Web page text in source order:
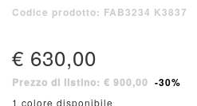
Codice prodotto: FAB3234 K3837
€ 630,00
Prezzo di listino: € 900,00 -30%
1 colore disponibile